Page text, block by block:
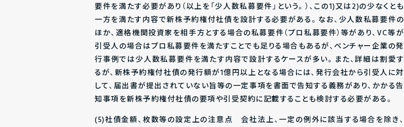
要件を満たす必要があり（以上を「少人数私募要件」という。）、この1)又は2)の少なくとも
一方を満たす内容で新株予約権付社債を設計する必要がある。なお、少人数私募要件の
ほか、適格機関投資家を相手方とする場合の私募要件（プロ私募要件）等があり、VC等が
引受人の場合はプロ私募要件を満たすことでも足りる場合もあるが、ベンチャー企業の発
行事例では少人数私募要件を満たす内容で設計するケースが多い。また、詳細は割愛す
るが、新株予約権付社債の発行額が1億円以上となる場合には、発行会社から引受人に対
して、届出書が提出されていない旨等の一定事項を書面で告知する義務があり、かかる告
知事項を新株予約権付社債の要項や引受契約に記載することも検討する必要がある。
(5)社債金額、枚数等の設定上の注意点 会社法上、一定の例外に該当する場合を除き、